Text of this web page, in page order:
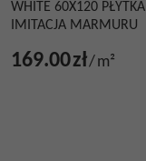
WHITE 60X120 PŁYTKA
IMITACJA MARMURU
169.00zł/m²